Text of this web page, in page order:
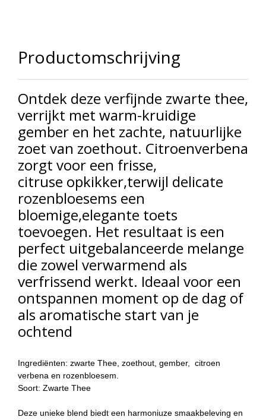
Productomschrijving
Ontdek deze verfijnde zwarte thee,
verrijkt met warm-kruidige
gember en het zachte, natuurlijke
zoet van zoethout. Citroenverbena
zorgt voor een frisse,
citruse opkikker,terwijl delicate
rozenbloesems een
bloemige,elegante toets
toevoegen. Het resultaat is een
perfect uitgebalanceerde melange
die zowel verwarmend als
verfrissend werkt. Ideaal voor een
ontspannen moment op de dag of
als aromatische start van je
ochtend
Ingrediënten: zwarte Thee, zoethout, gember, citroen
verbena en rozenbloesem.
Soort: Zwarte Thee
Deze unieke blend biedt een harmoniuze smaakbeleving en